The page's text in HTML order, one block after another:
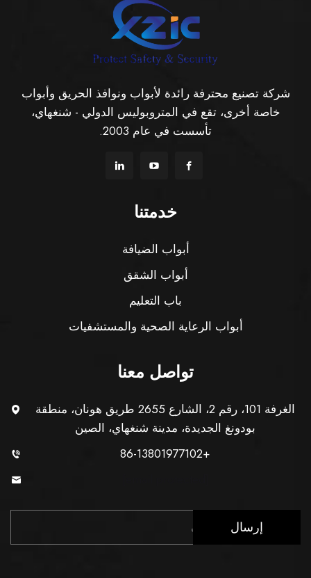
شركة تصنيع محترفة رائدة لأبواب ونوافذ الحريق وأبواب
خاصة أخرى، تقع في المتروبوليس الدولي - شنغهاي،
تأسست في عام 2003.
خدمتنا
أبواب الضيافة
أبواب الشقق
باب التعليم
أبواب الرعاية الصحية والمستشفيات
تواصل معنا
الغرفة 101، رقم 2، الشارع 2655 طريق هونان، منطقة
بودونغ الجديدة، مدينة شنغهاي، الصين
+86-13801977102
إرسال